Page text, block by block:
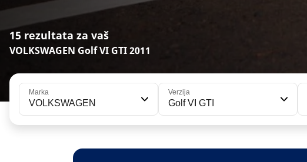
15 rezultata za vaš
VOLKSWAGEN Golf VI GTI 2011
Marka
VOLKSWAGEN
Verzija
Golf VI GTI